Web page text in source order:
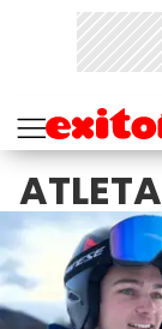
ATLETA